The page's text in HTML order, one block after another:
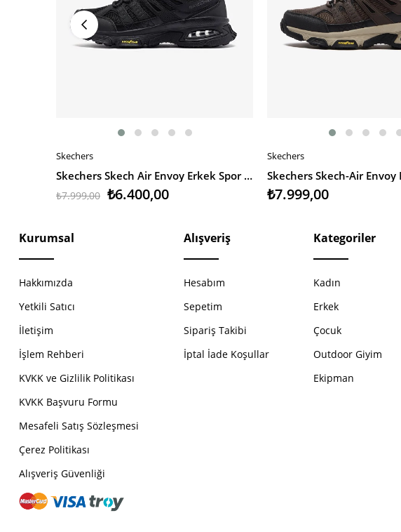
SEPETE EKLE
Skechers
Skechers Skech Air Envoy Erkek Spor Ayakkabı
₺6.400,00
₺7.999,00
SEPETE EKLE
Skechers
₺7.999,00
Kurumsal
Hakkımızda
Yetkili Satıcı
İletişim
İşlem Rehberi
KVKK ve Gizlilik Politikası
KVKK Başvuru Formu
Mesafeli Satış Sözleşmesi
Çerez Politikası
Alışveriş Güvenliği
Alışveriş
Hesabım
Sepetim
Sipariş Takibi
İptal İade Koşullar
Kategoriler
Kadın
Erkek
Çocuk
Outdoor Giyim
Ekipman